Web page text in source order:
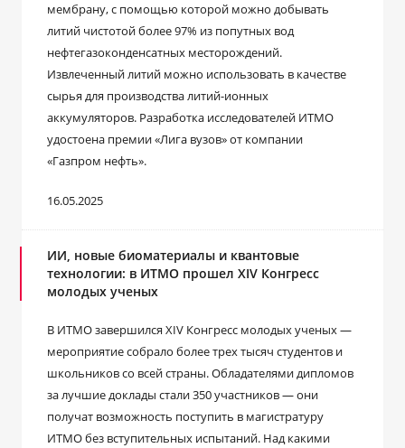
мембрану, с помощью которой можно добывать
литий чистотой более 97% из попутных вод
нефтегазоконденсатных месторождений.
Извлеченный литий можно использовать в качестве
сырья для производства литий-ионных
аккумуляторов. Разработка исследователей ИТМО
удостоена премии «Лига вузов» от компании
«Газпром нефть».
16.05.2025
ИИ, новые биоматериалы и квантовые
технологии: в ИТМО прошел XIV Конгресс
молодых ученых
В ИТМО завершился XIV Конгресс молодых ученых ―
мероприятие собрало более трех тысяч студентов и
школьников со всей страны. Обладателями дипломов
за лучшие доклады стали 350 участников — они
получат возможность поступить в магистратуру
ИТМО без вступительных испытаний. Над какими